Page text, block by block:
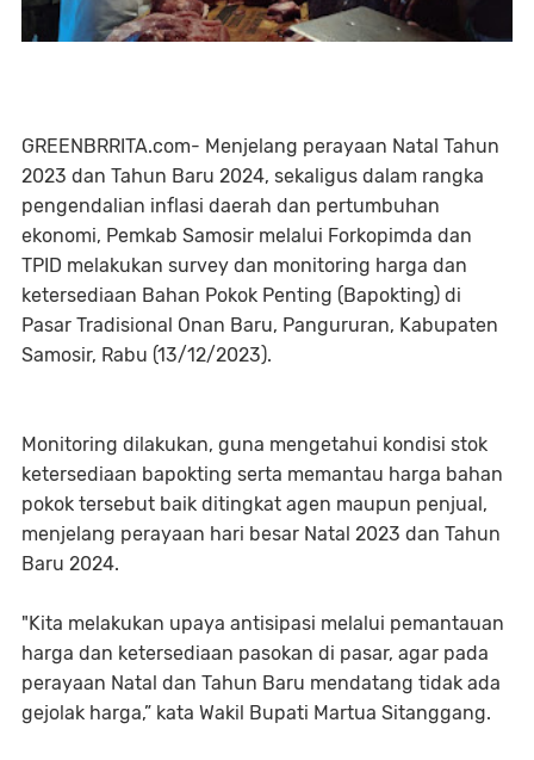
GREENBRRITA.com- Menjelang perayaan Natal Tahun
2023 dan Tahun Baru 2024, sekaligus dalam rangka
pengendalian inflasi daerah dan pertumbuhan
ekonomi, Pemkab Samosir melalui Forkopimda dan
TPID melakukan survey dan monitoring harga dan
ketersediaan Bahan Pokok Penting (Bapokting) di
Pasar Tradisional Onan Baru, Pangururan, Kabupaten
Samosir, Rabu (13/12/2023).
Monitoring dilakukan, guna mengetahui kondisi stok
ketersediaan bapokting serta memantau harga bahan
pokok tersebut baik ditingkat agen maupun penjual,
menjelang perayaan hari besar Natal 2023 dan Tahun
Baru 2024.
"Kita melakukan upaya antisipasi melalui pemantauan
harga dan ketersediaan pasokan di pasar, agar pada
perayaan Natal dan Tahun Baru mendatang tidak ada
gejolak harga,” kata Wakil Bupati Martua Sitanggang.